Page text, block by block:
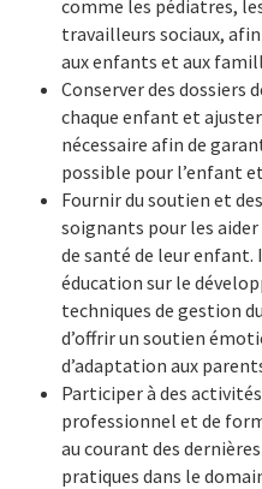
comme les pédiatres,
travailleurs sociaux,
aux enfants et aux
Conserver des dossiers
chaque enfant et
nécessaire afin de
possible pour l’enfant
Fournir du soutien et
soignants pour les
de santé de leur enfant.
éducation sur le
techniques de gestion
d’offrir un soutien
d’adaptation aux
Participer à des
professionnel et de
au courant des
pratiques dans le